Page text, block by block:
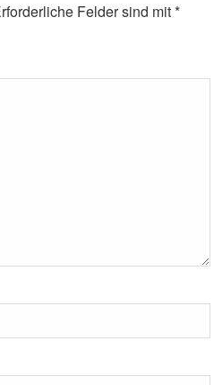
Felder sind mit*